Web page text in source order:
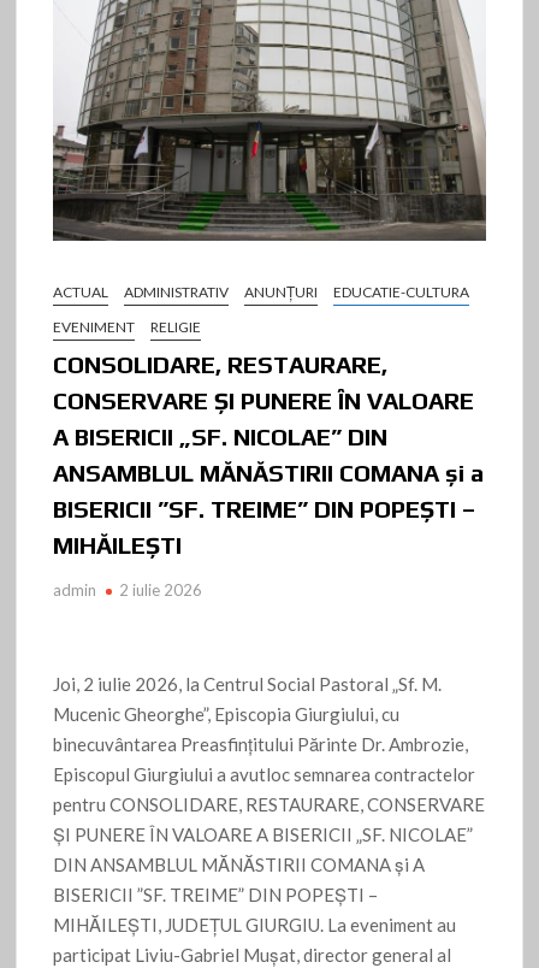
ACTUAL ADMINISTRATIV ANUNŢURI
EDUCATIE-CULTURA
EVENIMENT
RELIGIE
CONSOLIDARE, RESTAURARE,
CONSERVARE ȘI PUNERE ÎN VALOARE
A BISERICII „SF. NICOLAE” DIN
ANSAMBLUL MĂNĂSTIRII COMANA și a
BISERICII ”SF. TREIME” DIN POPEȘTI –
MIHĂILEȘTI
admin 2 iulie 2026
Joi, 2 iulie 2026, la Centrul Social Pastoral „Sf. M.
Mucenic Gheorghe”, Episcopia Giurgiului, cu
binecuvântarea Preasfințitului Părinte Dr. Ambrozie,
Episcopul Giurgiului a avutloc semnarea contractelor
pentru CONSOLIDARE, RESTAURARE, CONSERVARE
ȘI PUNERE ÎN VALOARE A BISERICII „SF. NICOLAE”
DIN ANSAMBLUL MĂNĂSTIRII COMANA și A
BISERICII ”SF. TREIME” DIN POPEȘTI –
MIHĂILEȘTI, JUDEȚUL GIURGIU. La eveniment au
participat Liviu-Gabriel Mușat, director general al